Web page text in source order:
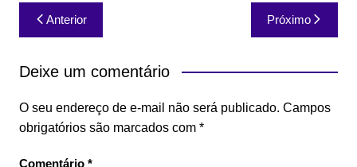
Navegação
de
Post
Anterior Próximo
Deixe um comentário
O seu endereço de e-mail não será publicado. Campos
obrigatórios são marcados com *
Comentário *